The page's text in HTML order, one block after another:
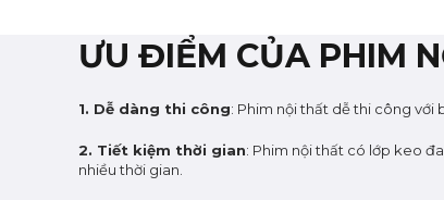
ƯU ĐIỂM CỦA PHIM
1. Dễ dàng thi công: Phim nội thất dễ thi công với
2. Tiết kiệm thời gian: Phim nội thất có lớp keo
nhiều thời gian.